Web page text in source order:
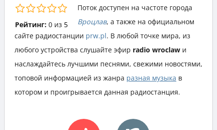
Рейтинг: 0из 5
Поток доступен на частоте города
Вроцлав, а также на официальном
сайте радиостанции prw.pl. В любой точке мира, из
любого устройства слушайте эфир radio wroclaw и
наслаждайтесь лучшими песнями, свежими новостями,
топовой информацией из жанра разная музыка в
котором и проигрывается данная радиостанция.